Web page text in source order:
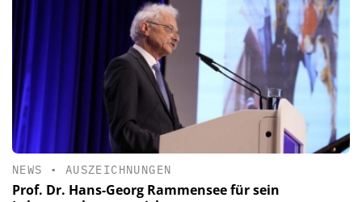
NEWS • AUSZEICHNUNGEN
Prof. Dr. Hans-Georg Rammensee für sein